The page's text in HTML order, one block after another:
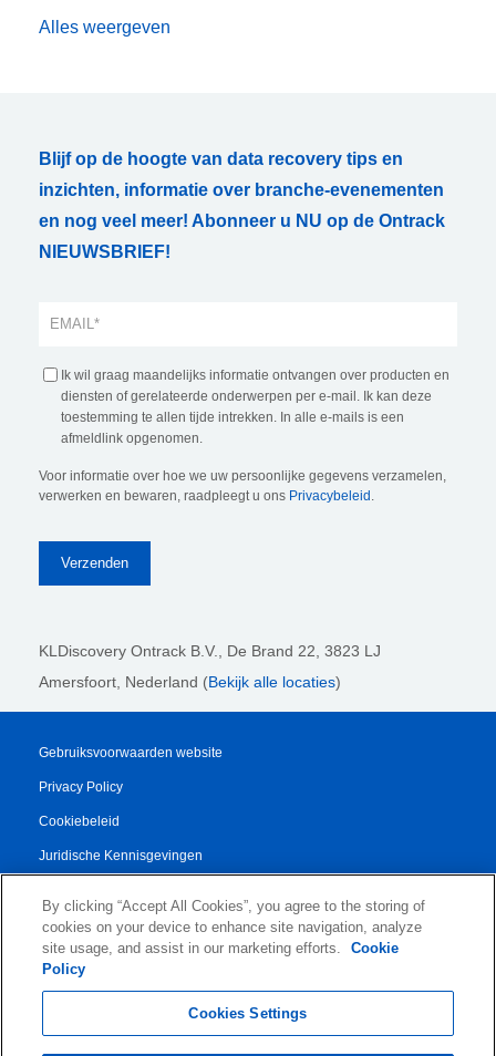
Alles weergeven
Blijf op de hoogte van data recovery tips en
inzichten, informatie over branche-evenementen
en nog veel meer! Abonneer u NU op de Ontrack
NIEUWSBRIEF!
Ik wil graag maandelijks informatie ontvangen over producten en
diensten of gerelateerde onderwerpen per e-mail. Ik kan deze
toestemming te allen tijde intrekken. In alle e-mails is een
afmeldlink opgenomen.
Voor informatie over hoe we uw persoonlijke gegevens verzamelen,
verwerken en bewaren, raadpleegt u ons Privacybeleid
KLDiscovery Ontrack B.V., De Brand 22, 3823 LJ
Amersfoort, Nederland (Bekijk alle locaties)
Gebruiksvoorwaarden website
Privacy Policy
Cookiebeleid
Juridische Kennisgevingen
Algemene Voorwaarden
Authorised Partner Agreement
By clicking “Accept All Cookies”, you agree to the storing of
cookies on your device to enhance site navigation, analyze
site usage, and assist in our marketing efforts.
Cookie
Policy
Cookies Settings